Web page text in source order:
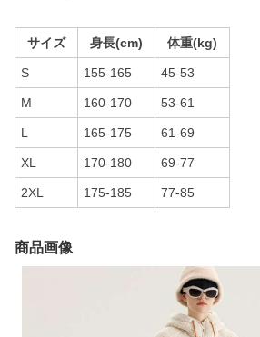
サイズ 身長(cm) 体重(kg)
S 155-165 45-53
M 160-170 53-61
L 165-175 61-69
XL 170-180 69-77
2XL 175-185 77-85
商品画像